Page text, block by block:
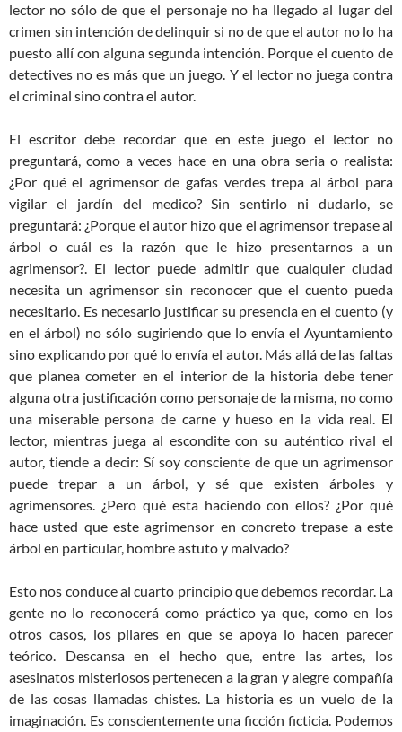
lector no sólo de que el personaje no ha llegado al lugar del
crimen sin intención de delinquir si no de que el autor no lo ha
puesto allí con alguna segunda intención. Porque el cuento de
detectives no es más que un juego. Y el lector no juega contra
el criminal sino contra el autor.
El escritor debe recordar que en este juego el lector no
preguntará, como a veces hace en una obra seria o realista:
¿Por qué el agrimensor de gafas verdes trepa al árbol para
vigilar el jardín del medico? Sin sentirlo ni dudarlo, se
preguntará: ¿Porque el autor hizo que el agrimensor trepase al
árbol o cuál es la razón que le hizo presentarnos a un
agrimensor?. El lector puede admitir que cualquier ciudad
necesita un agrimensor sin reconocer que el cuento pueda
necesitarlo. Es necesario justificar su presencia en el cuento (y
en el árbol) no sólo sugiriendo que lo envía el Ayuntamiento
sino explicando por qué lo envía el autor. Más allá de las faltas
que planea cometer en el interior de la historia debe tener
alguna otra justificación como personaje de la misma, no como
una miserable persona de carne y hueso en la vida real. El
lector, mientras juega al escondite con su auténtico rival el
autor, tiende a decir: Sí soy consciente de que un agrimensor
puede trepar a un árbol, y sé que existen árboles y
agrimensores. ¿Pero qué esta haciendo con ellos? ¿Por qué
hace usted que este agrimensor en concreto trepase a este
árbol en particular, hombre astuto y malvado?
Esto nos conduce al cuarto principio que debemos recordar. La
gente no lo reconocerá como práctico ya que, como en los
otros casos, los pilares en que se apoya lo hacen parecer
teórico. Descansa en el hecho que, entre las artes, los
asesinatos misteriosos pertenecen a la gran y alegre compañía
de las cosas llamadas chistes. La historia es un vuelo de la
imaginación. Es conscientemente una ficción ficticia. Podemos